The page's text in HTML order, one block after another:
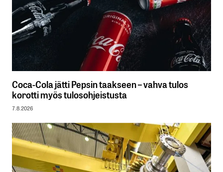
Coca-Cola jätti Pepsin taakseen – vahva tulos
korotti myös tulosohjeistusta
7.8.2026